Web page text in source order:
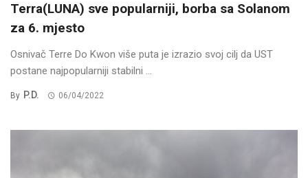
Terra(LUNA) sve popularniji, borba sa Solanom
za 6. mjesto
Osnivač Terre Do Kwon više puta je izrazio svoj cilj da UST
postane najpopularniji stabilni ...
By P.D. 06/04/2022